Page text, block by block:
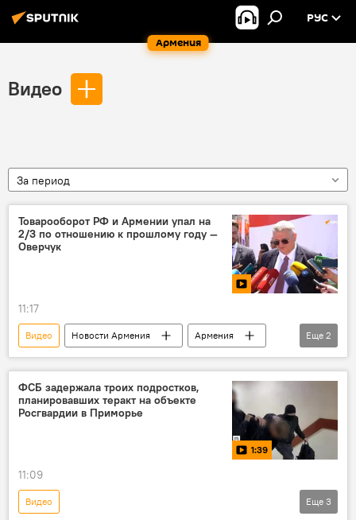
Армения
РУС
Видео
За период
Товарооборот РФ и Армении упал на
2/3 по отношению к прошлому году —
Оверчук
11:17
Видео Новости Армения
Армения
Россия
товарооборот
Еще 2
ФСБ задержала троих подростков,
планировавших теракт на объекте
Росгвардии в Приморье
1:39
11:09
Видео
Еще 3